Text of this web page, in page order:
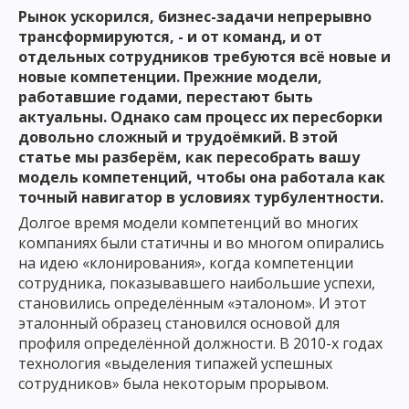
Рынок ускорился, бизнес-задачи непрерывно
трансформируются, - и от команд, и от
отдельных сотрудников требуются всё новые и
новые компетенции. Прежние модели,
работавшие годами, перестают быть
актуальны. Однако сам процесс их пересборки
довольно сложный и трудоёмкий. В этой
статье мы разберём, как пересобрать вашу
модель компетенций, чтобы она работала как
точный навигатор в условиях турбулентности.
Долгое время модели компетенций во многих
компаниях были статичны и во многом опирались
на идею «клонирования», когда компетенции
сотрудника, показывавшего наибольшие успехи,
становились определённым «эталоном». И этот
эталонный образец становился основой для
профиля определённой должности. В 2010-х годах
технология «выделения типажей успешных
сотрудников» была некоторым прорывом.